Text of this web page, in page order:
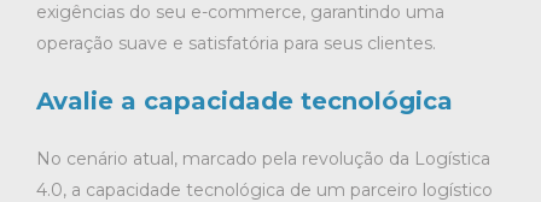
exigências do seu e-commerce, garantindo uma
operação suave e satisfatória para seus clientes.
Avalie a capacidade tecnológica
No cenário atual, marcado pela revolução da Logística
4.0, a capacidade tecnológica de um parceiro logístico